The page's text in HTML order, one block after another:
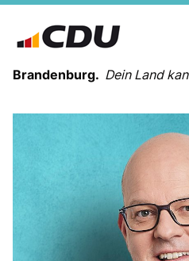
Brandenburg. Dein Land